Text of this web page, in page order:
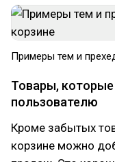
Примеры тем и
Товары,
пользователю
Кроме забытых
корзине можно